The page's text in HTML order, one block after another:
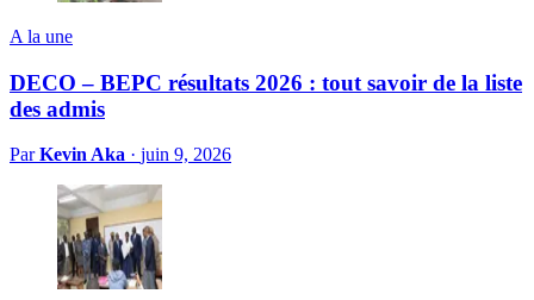
A la une
DECO – BEPC résultats 2026 : tout savoir de la liste
des admis
ParKevin Aka · juin 9, 2026